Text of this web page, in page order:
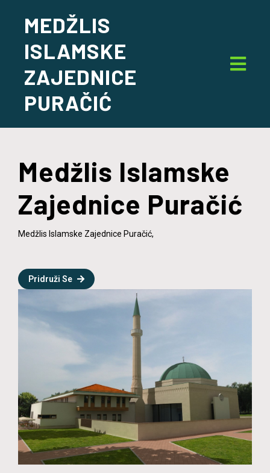
MEDŽLIS
ISLAMSKE
ZAJEDNICE
PURAČIĆ
Medžlis Islamske
Zajednice Puračić
Medžlis Islamske Zajednice Puračić,
Pridruži Se